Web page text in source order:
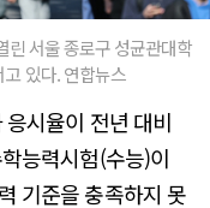
린 서울 종로구 성균관대학
있다. 연합뉴스
시율이 전년 대비
능력시험(수능)이
기준을 충족하지 못